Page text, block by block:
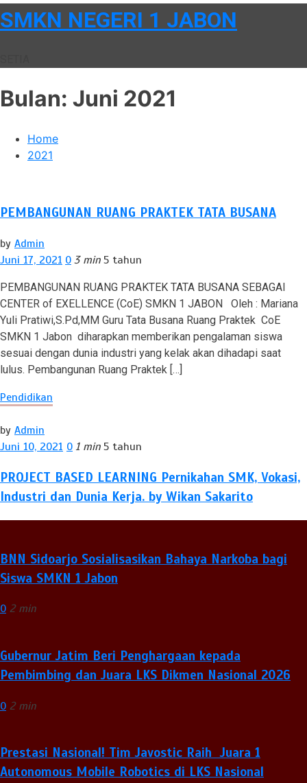
SMKN NEGERI 1 JABON
Bulan: Juni 2021
Home
2021
PEMBANGUNAN RUANG PRAKTEK TATA BUSANA
by Admin
Juni 17, 2021 0 3 min 5 tahun
PEMBANGUNAN RUANG PRAKTEK TATA BUSANA SEBAGAI
CENTER of EXELLENCE (CoE) SMKN 1 JABON Oleh : Mariana
Yuli Pratiwi,S.Pd,MM Guru Tata Busana Ruang Praktek CoE
SMKN 1 Jabon diharapkan memberikan pengalaman siswa
sesuai dengan dunia industri yang kelak akan dihadapi saat
lulus. Pembangunan Ruang Praktek […]
Pendidikan
by Admin
Juni 10, 2021 0 1 min 5 tahun
PROJECT BASED LEARNING Pernikahan SMK, Vokasi,
Industri dan Dunia Kerja. by Wikan Sakarito
BNN Sidoarjo Sosialisasikan Bahaya Narkoba bagi
Siswa SMKN 1 Jabon
0 2 min
Gubernur Jatim Beri Penghargaan kepada
Pembimbing dan Juara LKS Dikmen Nasional 2026
0 2 min
Prestasi Nasional! Tim Javostic Raih Juara 1
Autonomous Mobile Robotics di LKS Nasional